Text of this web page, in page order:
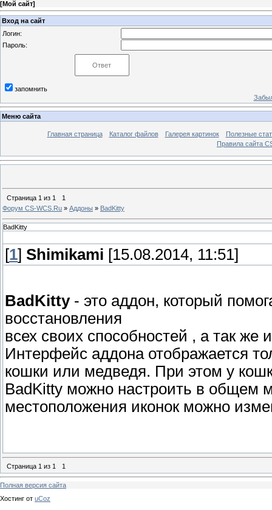
[Мой сайт]
Вход на сайт
Логин:
Пароль:
запомнить
Меню сайта
Главная страница Каталог файлов Галерея картинок
Полезные
Правила сайта
Страница 1 из 1
1
Форум CS-WCS.Ru » Аддоны » BadKitty
BadKitty
[1] Shimikami [15.08.2014, 11:51]
BadKitty- это аддон, который
восстановления
всех своих способностей , а так же
Интерфейс аддона отображается
кошки или медведя. При этом у
BadKitty можно настроить в общем
местоположения иконок можно
Страница 1 из 1 1
Полная версия сайта
Хостинг от uCoz